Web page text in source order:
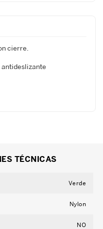
cierre.
TÉCNICAS
Verde
Nylon
NO